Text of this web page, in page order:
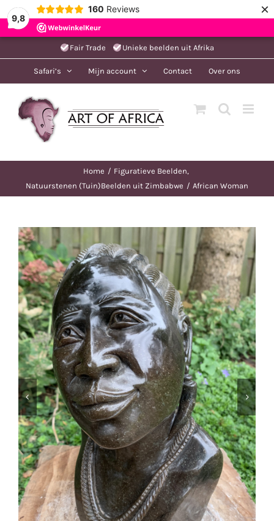
9,8
160 Reviews ×
naar
Fair Trade Unieke beelden uit Afrika
Safari’s Mijn account Contact Over ons
Home
Figuratieve Beelden
Natuurstenen (Tuin)Beelden uit Zimbabwe
African Woman